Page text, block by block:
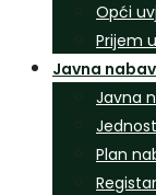
Opći
Prijem
Javna
Javna
Plan